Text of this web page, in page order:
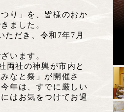
り」を、皆様のおか
ました。
ただき、令和7年7月
います。
両社の神輿が市内と
なと祭」が開催さ
年は、すでに厳しい
はお気をつけてお過